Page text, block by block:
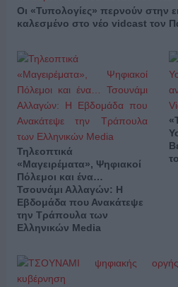
Οι «Τυπολογίες» περνούν στην
καλεσμένο στο νέο vidcast τον
Τηλεοπτικά
«Μαγειρέματα», Ψηφιακοί
Πόλεμοι και ένα…
Τσουνάμι Αλλαγών: Η
Εβδομάδα που Ανακάτεψε
την Τράπουλα των
Ελληνικών Media